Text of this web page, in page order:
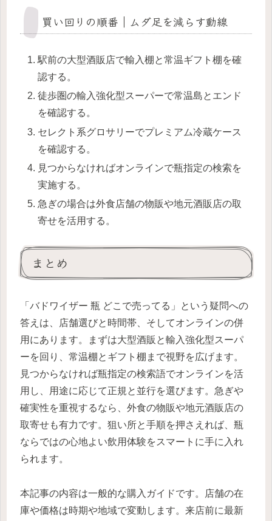
買い回りの順番｜ムダ足を減らす動線
駅前の大型酒販店で輸入棚と常温ギフト棚を確
認する。
徒歩圏の輸入強化型スーパーで常温島とエンド
を確認する。
セレクト系グロサリーでプレミアム冷蔵ケース
を確認する。
見つからなければオンラインで瓶指定の検索を
実施する。
急ぎの場合は外食店舗の物販や地元酒販店の取
寄せを活用する。
まとめ
「バドワイザー 瓶 どこで売ってる」という疑問への
答えは、店舗選びと時間帯、そしてオンラインの併
用にあります。まずは大型酒販と輸入強化型スーパ
ーを回り、常温棚とギフト棚まで視野を広げます。
見つからなければ瓶指定の検索語でオンラインを活
用し、用途に応じて正規と並行を選びます。急ぎや
確実性を重視するなら、外食の物販や地元酒販店の
取寄せも有力です。狙い所と手順を押さえれば、瓶
ならではの心地よい飲用体験をスマートに手に入れ
られます。
本記事の内容は一般的な購入ガイドです。店舗の在
庫や価格は時期や地域で変動します。来店前に最新